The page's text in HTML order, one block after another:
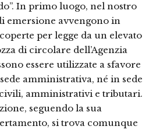
In primo luogo, nel nostro
emersione avvengono in
per legge da un elevato
di circolare dell’Agenzia
essere utilizzate a sfavore
amministrativa, né in sede
amministrativi e tributari.
seguendo la sua
si trova comunque